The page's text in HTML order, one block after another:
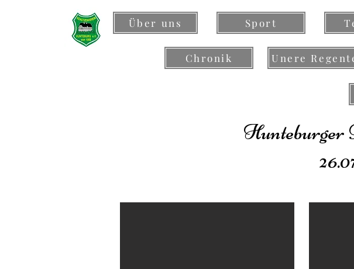
Über uns Sport
Chronik Unere
Hunteburger